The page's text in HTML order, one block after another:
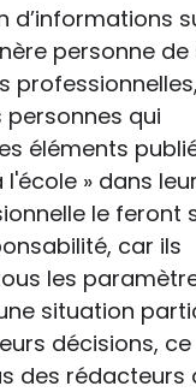
d’informations
personne de
personnes qui
éléments
l'école » dans leur
le feront
car ils
les
situation
décisions,
des rédacteurs